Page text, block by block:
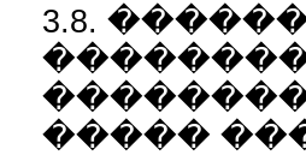
3.8.
�����